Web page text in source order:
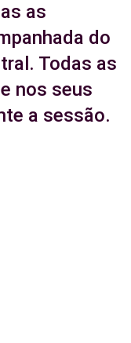
as
do
Todas as
nos seus
a sessão.